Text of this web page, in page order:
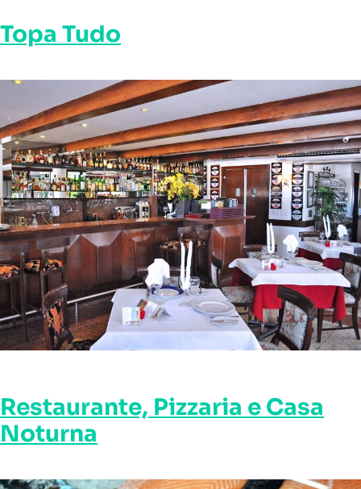
Topa Tudo
Restaurante, Pizzaria e Casa
Noturna